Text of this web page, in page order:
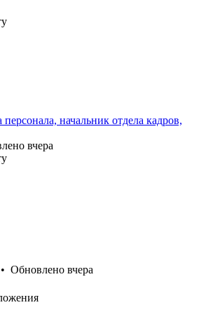
персонала, начальник отдела кадров,
вчера
• Обновлено вчера